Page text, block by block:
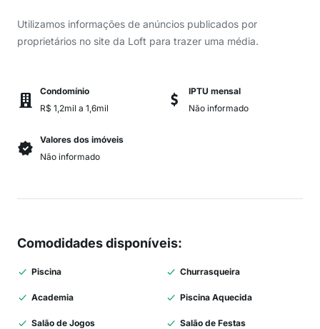
Utilizamos informações de anúncios publicados por
proprietários no site da Loft para trazer uma média.
Condomínio
R$ 1,2mil a 1,6mil
IPTU mensal
Não informado
Valores dos imóveis
Não informado
Comodidades disponíveis:
Piscina Churrasqueira
Academia Piscina Aquecida
Salão de Jogos Salão de Festas